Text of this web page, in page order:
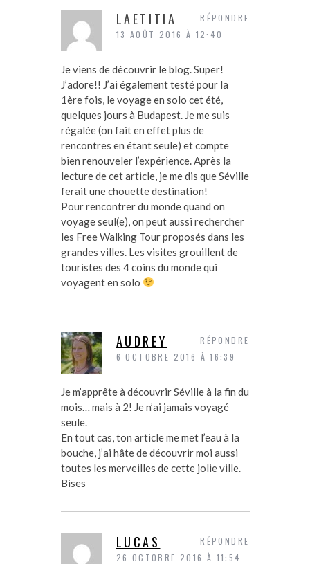
LAETITIA
13 AOÛT 2016 À 12:40
Je viens de découvrir le blog. Super!
J’adore!! J’ai également testé pour la
1ère fois, le voyage en solo cet été,
quelques jours à Budapest. Je me suis
régalée (on fait en effet plus de
rencontres en étant seule) et compte
bien renouveler l’expérience. Après la
lecture de cet article, je me dis que Séville
ferait une chouette destination!
Pour rencontrer du monde quand on
voyage seul(e), on peut aussi rechercher
les Free Walking Tour proposés dans les
grandes villes. Les visites grouillent de
touristes des 4 coins du monde qui
voyagent en solo
RÉPONDRE
AUDREY
6 OCTOBRE 2016 À 16:39
Je m’apprête à découvrir Séville à la fin du
mois… mais à 2! Je n’ai jamais voyagé
seule.
En tout cas, ton article me met l’eau à la
bouche, j’ai hâte de découvrir moi aussi
toutes les merveilles de cette jolie ville.
Bises
RÉPONDRE
LUCAS
26 OCTOBRE 2016 À 11:54
RÉPONDRE